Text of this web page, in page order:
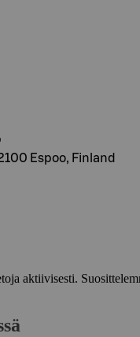
Espoo, Finland
aktiivisesti.